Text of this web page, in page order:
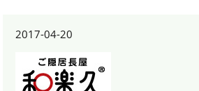
2017-04-20